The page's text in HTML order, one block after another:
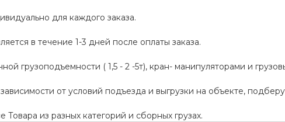
для каждого заказа.
в течение 1-3 дней после оплаты заказа.
грузоподъемности ( 1,5 - 2 -5т), кран- манипуляторами и
от условий подъезда и выгрузки на объекте,
из разных категорий и сборных грузах.